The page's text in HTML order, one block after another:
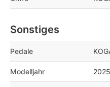
Sonstiges
Pedale
Modelljahr 2025